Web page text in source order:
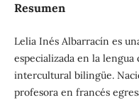
Resumen
Lelia Inés Albarracín es
especializada en la lengua
intercultural bilingüe.
profesora en francés